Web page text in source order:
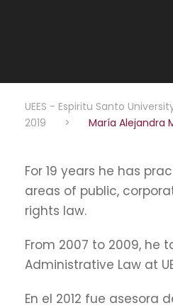
UEES - Espiritu Santo
2019
> María Alejandra
For 19 years he has
areas of public,
rights law.
From 2007 to 2009, he
Administrative Law at
En el 2012 fue asesora